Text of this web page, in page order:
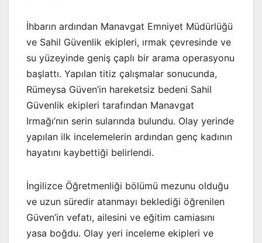
İhbarın ardından Manavgat Emniyet Müdürlüğü
ve Sahil Güvenlik ekipleri, ırmak çevresinde ve
su yüzeyinde geniş çaplı bir arama operasyonu
başlattı. Yapılan titiz çalışmalar sonucunda,
Rümeysa Güven’in hareketsiz bedeni Sahil
Güvenlik ekipleri tarafından Manavgat
Irmağı’nın serin sularında bulundu. Olay yerinde
yapılan ilk incelemelerin ardından genç kadının
hayatını kaybettiği belirlendi.
İngilizce Öğretmenliği bölümü mezunu olduğu
ve uzun süredir atanmayı beklediği öğrenilen
Güven’in vefatı, ailesini ve eğitim camiasını
yasa boğdu. Olay yeri inceleme ekipleri ve